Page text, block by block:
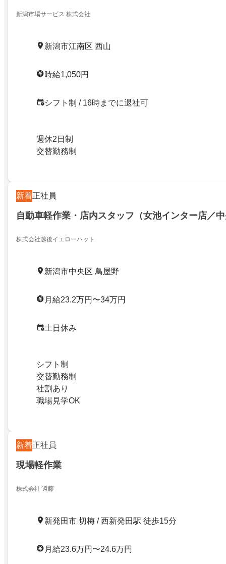
新潟市場サービス 株式会社
新潟市江南区 西山
時給1,050円
シフト制 / 16時までに退社可
週休2日制
交替勤務制
新着正社員
自動車軽作業・店内スタッフ（女池インター店／
株式会社越後イエローハット
新潟市中央区 鳥屋野
月給23.2万円〜34万円
土日休み
シフト制
交替勤務制
社割あり
職場見学OK
新着正社員
現場軽作業
株式会社 遠藤
新発田市 切梅 / 西新発田駅 徒歩15分
月給23.6万円〜24.6万円